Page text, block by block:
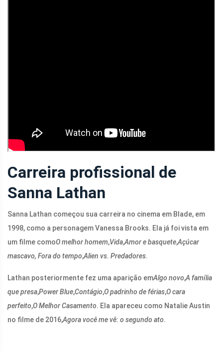
Carreira profissional de
Sanna Lathan
Sanna Lathan começou sua carreira no cinema em Blade, em
1998, como a personagem Vanessa Brooks. Ela já foi vista em
um filme comoO melhor homem,Vida,Amor e basquete,Açúcar
mascavo, Fora do tempo,Alien vs. Predadores.
Lathan posteriormente fez uma aparição emAlgo novo,A família
que presa,Power Blue,Contágio,O padrinho de férias,O cara
perfeito,O Melhor Casamento. Ela apareceu como Natalie Austin
no filme de 2016,Agora você me vê: o segundo ato.